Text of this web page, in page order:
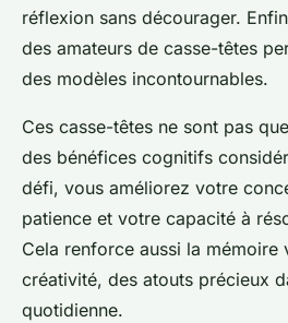
réflexion sans décourager.
des amateurs de casse-têtes
des modèles incontournables.
Ces casse-têtes ne sont pas
des bénéfices cognitifs
défi, vous améliorez votre
patience et votre capacité à
Cela renforce aussi la mémoire
créativité, des atouts précieux
quotidienne.